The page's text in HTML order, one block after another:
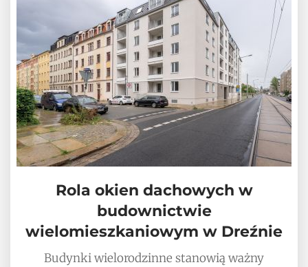
Rola okien dachowych w
budownictwie
wielomieszkaniowym w Dreźnie
Budynki wielorodzinne stanowią ważny